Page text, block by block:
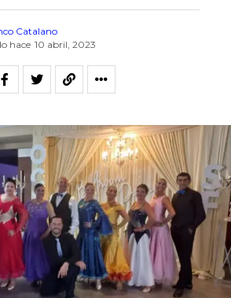
Catalano
hace 10 abril, 2023